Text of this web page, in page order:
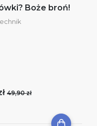
Boże broń!
49,90 zł